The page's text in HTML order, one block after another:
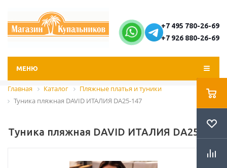
+7 495 780-26-69
+7 926 880-26-69
МЕНЮ
Главная Каталог
Пляжные платья и туники
Туника пляжная DAVID ИТАЛИЯ DA25-147
Туника пляжная DAVID ИТАЛИЯ DA25-147